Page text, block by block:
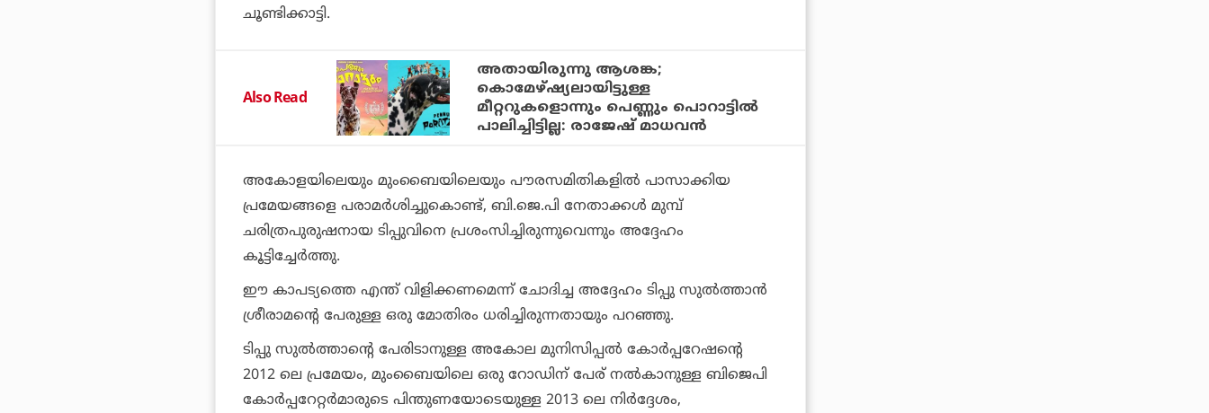
ചൂണ്ടിക്കാട്ടി.
Also Read
അതായിരുന്നു ആശങ്ക;
കൊമേഴ്ഷ്യലായിട്ടുള്ള
മീറ്ററുകളൊന്നും പെണ്ണും പൊറാട്ടില്‍
പാലിച്ചിട്ടില്ല: രാജേഷ് മാധവന്‍
അകോളയിലെയും മുംബൈയിലെയും പൗരസമിതികളില്‍ പാസാക്കിയ
പ്രമേയങ്ങളെ പരാമര്‍ശിച്ചുകൊണ്ട്, ബി.ജെ.പി നേതാക്കള്‍ മുമ്പ്
ചരിത്രപുരുഷനായ ടിപ്പുവിനെ പ്രശംസിച്ചിരുന്നുവെന്നും അദ്ദേഹം
കൂട്ടിച്ചേര്‍ത്തു.
ഈ കാപട്യത്തെ എന്ത് വിളിക്കണമെന്ന് ചോദിച്ച അദ്ദേഹം ടിപ്പു സുല്‍ത്താന്‍
ശ്രീരാമന്റെ പേരുള്ള ഒരു മോതിരം ധരിച്ചിരുന്നതായും പറഞ്ഞു.
ടിപ്പു സുല്‍ത്താന്റെ പേരിടാനുള്ള അകോല മുനിസിപ്പല്‍ കോര്‍പ്പറേഷന്റെ
2012 ലെ പ്രമേയം, മുംബൈയിലെ ഒരു റോഡിന് പേര് നല്‍കാനുള്ള ബിജെപി
കോര്‍പ്പറേറ്റര്‍മാരുടെ പിന്തുണയോടെയുള്ള 2013 ലെ നിര്‍ദ്ദേശം,